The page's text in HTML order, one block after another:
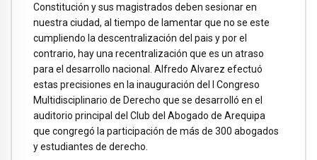
Constitución y sus magistrados deben sesionar en
nuestra ciudad, al tiempo de lamentar que no se este
cumpliendo la descentralización del pais y por el
contrario, hay una recentralización que es un atraso
para el desarrollo nacional. Alfredo Alvarez efectuó
estas precisiones en la inauguración del I Congreso
Multidisciplinario de Derecho que se desarrolló en el
auditorio principal del Club del Abogado de Arequipa
que congregó la participación de más de 300 abogados
y estudiantes de derecho.